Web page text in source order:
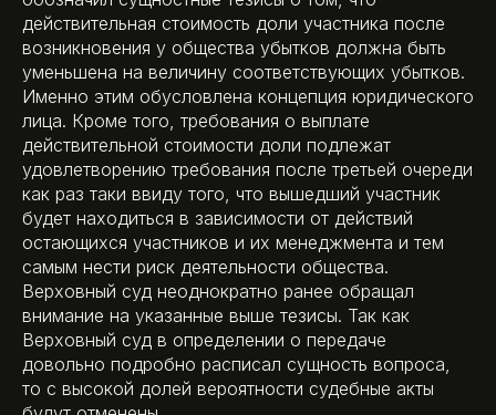
действительная стоимость доли участника после
возникновения у общества убытков должна быть
уменьшена на величину соответствующих убытков.
Именно этим обусловлена концепция юридического
лица. Кроме того, требования о выплате
действительной стоимости доли подлежат
удовлетворению требования после третьей очереди
как раз таки ввиду того, что вышедший участник
будет находиться в зависимости от действий
остающихся участников и их менеджмента и тем
самым нести риск деятельности общества.
Верховный суд неоднократно ранее обращал
внимание на указанные выше тезисы. Так как
Верховный суд в определении о передаче
довольно подробно расписал сущность вопроса,
то с высокой долей вероятности судебные акты